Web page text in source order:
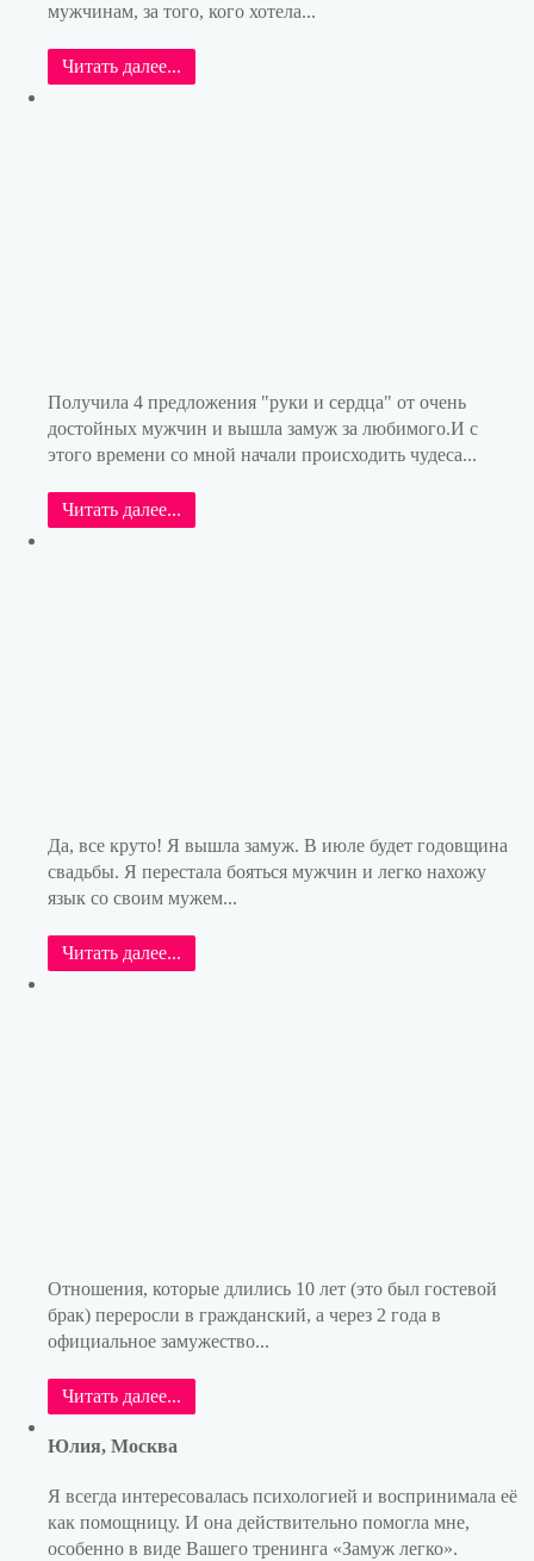
мужчинам, за того, кого хотела...
Читать далее...
Получила 4 предложения "руки и сердца" от очень
достойных мужчин и вышла замуж за любимого.И с
этого времени со мной начали происходить чудеса...
Читать далее...
Да, все круто! Я вышла замуж. В июле будет годовщина
свадьбы. Я перестала бояться мужчин и легко нахожу
язык со своим мужем...
Читать далее...
Отношения, которые длились 10 лет (это был гостевой
брак) переросли в гражданский, а через 2 года в
официальное замужество...
Читать далее...
Юлия, Москва
Я всегда интересовалась психологией и воспринимала её
как помощницу. И она действительно помогла мне,
особенно в виде Вашего тренинга «Замуж легко».